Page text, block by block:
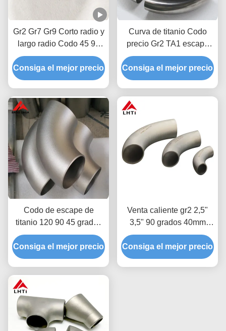
Gr2 Gr7 Gr9 Corto radio y
largo radio Codo 45 90
grados ASME B16.9
Consiga el mejor precio
Curva de titanio Codo
precio Gr2 TA1 escape
Curvas de titanio 45
grados 90 grados 180
grados Titanio Codo
Consiga el mejor precio
Codo de escape de
titanio 120 90 45 grados
ASTM B363 Codo de
titanio puro para
automóviles y
Consiga el mejor precio
Venta caliente gr2 2,5"
3,5" 90 grados 40mm
codos de titanio para el
montaje de tuberías
Consiga el mejor precio